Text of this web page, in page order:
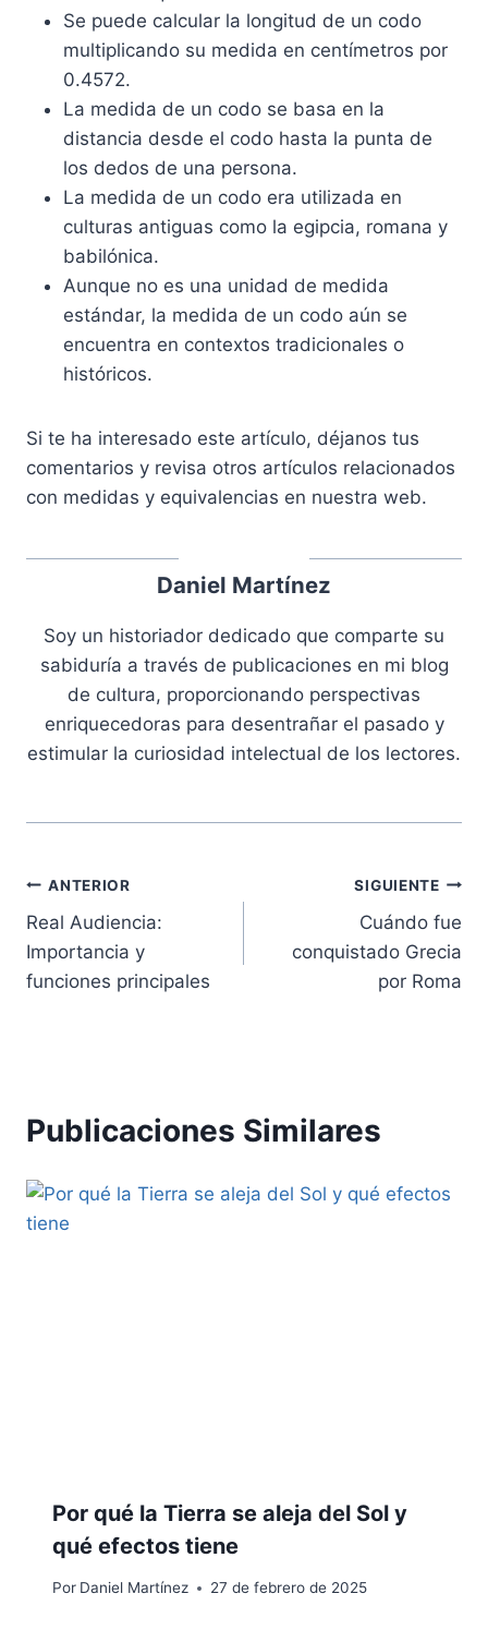
Se puede calcular la longitud de un codo
multiplicando su medida en centímetros por
0.4572.
La medida de un codo se basa en la
distancia desde el codo hasta la punta de
los dedos de una persona.
La medida de un codo era utilizada en
culturas antiguas como la egipcia, romana y
babilónica.
Aunque no es una unidad de medida
estándar, la medida de un codo aún se
encuentra en contextos tradicionales o
históricos.
Si te ha interesado este artículo, déjanos tus
comentarios y revisa otros artículos relacionados
con medidas y equivalencias en nuestra web.
Daniel Martínez
Soy un historiador dedicado que comparte su
sabiduría a través de publicaciones en mi blog
de cultura, proporcionando perspectivas
enriquecedoras para desentrañar el pasado y
estimular la curiosidad intelectual de los lectores.
Navegación
de
entradas
ANTERIOR
Real Audiencia:
Importancia y
funciones principales
SIGUIENTE
Cuándo fue
conquistado Grecia
por Roma
Publicaciones Similares
Por qué la Tierra se aleja del Sol y
qué efectos tiene
Por Daniel Martínez 27 de febrero de 2025